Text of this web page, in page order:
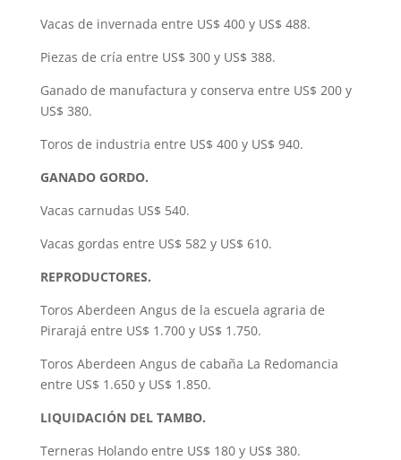
Vacas de invernada entre US$ 400 y US$ 488.
Piezas de cría entre US$ 300 y US$ 388.
Ganado de manufactura y conserva entre US$ 200 y
US$ 380.
Toros de industria entre US$ 400 y US$ 940.
GANADO GORDO.
Vacas carnudas US$ 540.
Vacas gordas entre US$ 582 y US$ 610.
REPRODUCTORES.
Toros Aberdeen Angus de la escuela agraria de
Pirarajá entre US$ 1.700 y US$ 1.750.
Toros Aberdeen Angus de cabaña La Redomancia
entre US$ 1.650 y US$ 1.850.
LIQUIDACIÓN DEL TAMBO.
Terneras Holando entre US$ 180 y US$ 380.